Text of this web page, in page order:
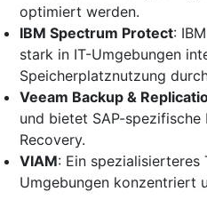
optimiert werden.
IBM Spectrum Protect:
stark in IT-Umgebungen
Speicherplatznutzung
Veeam Backup &
und bietet SAP-
Recovery.
VIAM: Ein spezialisierteres
Umgebungen konzentriert